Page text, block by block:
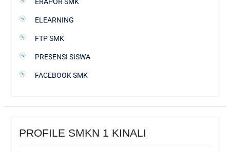
ELEARNING
FTP SMK
PRESENSI SISWA
FACEBOOK SMK
PROFILE SMKN 1 KINALI